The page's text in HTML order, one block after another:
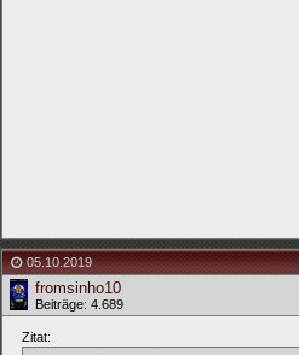
05.10.2019
fromsinho10
Beiträge: 4.689
Zitat: